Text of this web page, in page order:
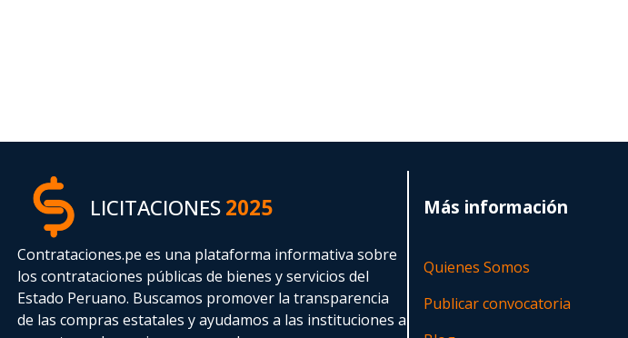
LICITACIONES2025
Contrataciones.pe es una plataforma informativa sobre
los contrataciones públicas de bienes y servicios del
Estado Peruano. Buscamos promover la transparencia
de las compras estatalesy ayudamos a las instituciones a
Más información
Quienes Somos
Publicar convocatoria